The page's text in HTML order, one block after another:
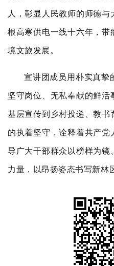
人，彰显人民教师的师德
根高寒供电一线十六年，带
境文旅发展。
宣讲团成员用朴实真挚
坚守岗位、无私奉献的鲜活
基层宣传到乡村投递、教书
的执着坚守，诠释着共产党
导广大干部群众以榜样为镜
力量，以昂扬姿态书写新林